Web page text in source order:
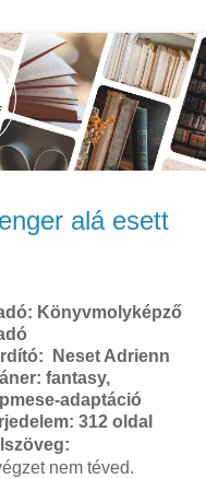
alá esett
Könyvmolyképző
Neset Adrienn
fantasy,
adaptáció
312 oldal
nem téved.